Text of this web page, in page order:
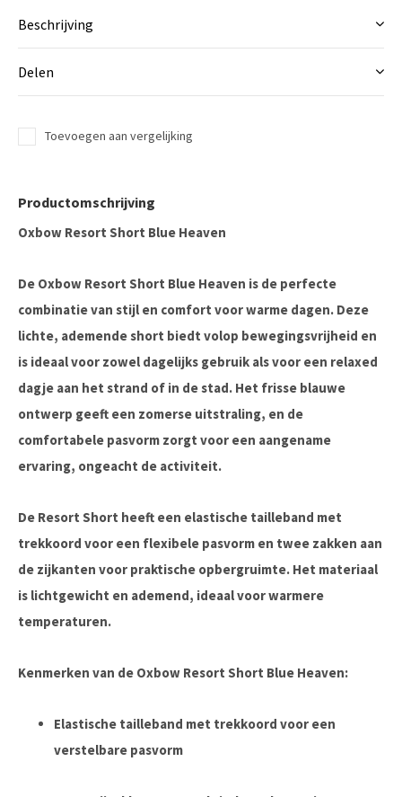
Beschrijving
Delen
Toevoegen aan vergelijking
Productomschrijving
Oxbow Resort Short Blue Heaven
De Oxbow Resort Short Blue Heaven is de perfecte
combinatie van stijl en comfort voor warme dagen. Deze
lichte, ademende short biedt volop bewegingsvrijheid en
is ideaal voor zowel dagelijks gebruik als voor een relaxed
dagje aan het strand of in de stad. Het frisse blauwe
ontwerp geeft een zomerse uitstraling, en de
comfortabele pasvorm zorgt voor een aangename
ervaring, ongeacht de activiteit.
De Resort Short heeft een elastische tailleband met
trekkoord voor een flexibele pasvorm en twee zakken aan
de zijkanten voor praktische opbergruimte. Het materiaal
is lichtgewicht en ademend, ideaal voor warmere
temperaturen.
Kenmerken van de Oxbow Resort Short Blue Heaven:
Elastische tailleband met trekkoord voor een
verstelbare pasvorm